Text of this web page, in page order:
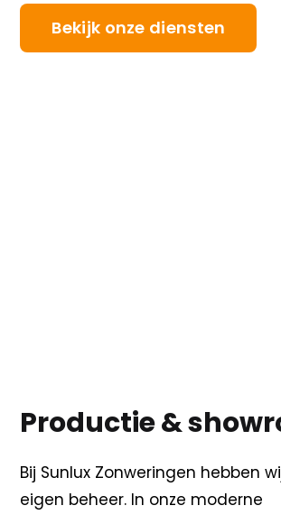
Bekijk onze diensten
Productie &
Bij Sunlux Zonweringen hebben
eigen beheer. In onze moderne